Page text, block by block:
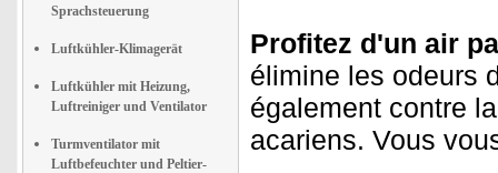
Sprachsteuerung
Luftkühler-Klimagerät
Luftkühler mit Heizung,
Luftreiniger und Ventilator
Turmventilator mit
Luftbefeuchter und Peltier-
Profitez d'un air
élimine les odeurs
également contre
acariens. Vous